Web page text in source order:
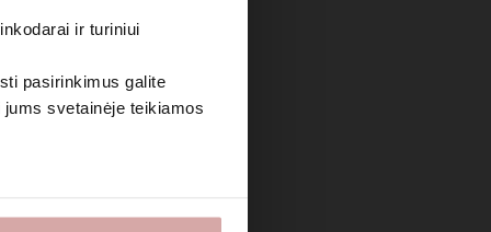
ir turiniui
pasirinkimus galite
svetainėje teikiamos